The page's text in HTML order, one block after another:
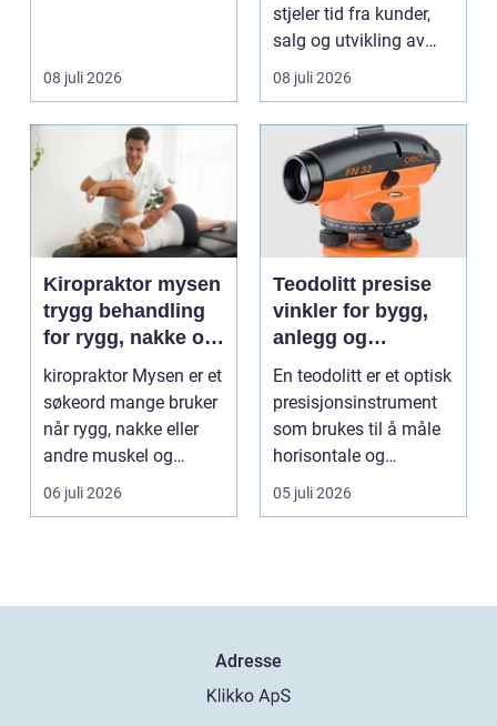
08 juli 2026
stjeler tid fra kunder,
salg og utvikling av
virksomheten. Samt...
08 juli 2026
Kiropraktor mysen
trygg behandling
for rygg, nakke og
ledd
kiropraktor Mysen er et
søkeord mange bruker
når rygg, nakke eller
andre muskel og
leddplager begynn...
06 juli 2026
Teodolitt presise
vinkler for bygg,
anlegg og
kartlegging
En teodolitt er et optisk
presisjonsinstrument
som brukes til å måle
horisontale og
vertikale vinkle...
05 juli 2026
Adresse